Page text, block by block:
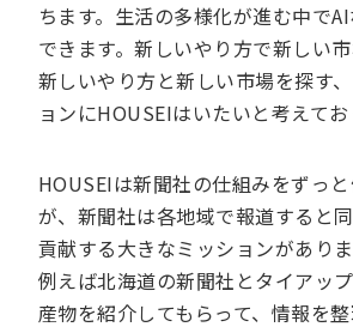
ちます。生活の多様化が進む中で
できます。新しいやり方で新しい市
新しいやり方と新しい市場を探す
ョンにHOUSEIはいたいと考えてお
HOUSEIは新聞社の仕組みをずっ
が、新聞社は各地域で報道すると
貢献する大きなミッションがありま
例えば北海道の新聞社とタイアッ
産物を紹介してもらって、情報を